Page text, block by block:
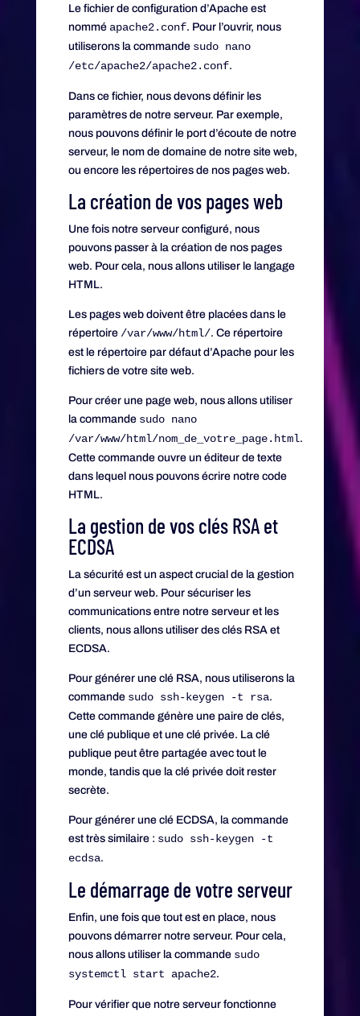
Le fichier de configuration d’Apache est
nommé apache2.conf. Pour l’ouvrir, nous
utiliserons la commande sudo nano
/etc/apache2/apache2.conf.
Dans ce fichier, nous devons définir les
paramètres de notre serveur. Par exemple,
nous pouvons définir le port d’écoute de notre
serveur, le nom de domaine de notre site web,
ou encore les répertoires de nos pages web.
La création de vos pages web
Une fois notre serveur configuré, nous
pouvons passer à la création de nos pages
web. Pour cela, nous allons utiliser le langage
HTML.
Les pages web doivent être placées dans le
répertoire /var/www/html/. Ce répertoire
est le répertoire par défaut d’Apache pour les
fichiers de votre site web.
Pour créer une page web, nous allons utiliser
la commande sudo nano
/var/www/html/nom_de_votre_page.html.
Cette commande ouvre un éditeur de texte
dans lequel nous pouvons écrire notre code
HTML.
La gestion de vos clés RSA et
ECDSA
La sécurité est un aspect crucial de la gestion
d’un serveur web. Pour sécuriser les
communications entre notre serveur et les
clients, nous allons utiliser des clés RSA et
ECDSA.
Pour générer une clé RSA, nous utiliserons la
commande sudo ssh-keygen -t rsa.
Cette commande génère une paire de clés,
une clé publique et une clé privée. La clé
publique peut être partagée avec tout le
monde, tandis que la clé privée doit rester
secrète.
Pour générer une clé ECDSA, la commande
est très similaire : sudo ssh-keygen -t
ecdsa.
Le démarrage de votre serveur
Enfin, une fois que tout est en place, nous
pouvons démarrer notre serveur. Pour cela,
nous allons utiliser la commande sudo
systemctl start apache2.
Pour vérifier que notre serveur fonctionne